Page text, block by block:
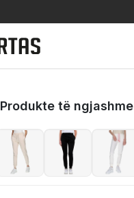
Produkte të ngjashme